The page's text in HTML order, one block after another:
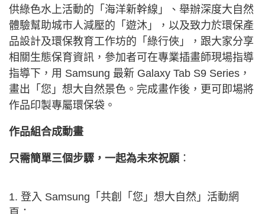
供綠色水上活動的「海洋新幹線」、舉辦深度大自然
體驗幫助城市人減壓的「遊沐」，以及致力於環保產
品設計及環保教育工作坊的「綠行俠」，跟大家分享
相關生態保育資訊，參加者可在專業插畫師現場指導
指導下，用 Samsung 最新 Galaxy Tab S9 Series，
畫出「您」想大自然景色。完成畫作後，更可即場將
作品印製專屬環保袋。
作品組合成動畫
只需簡單三個步驟，一起為未來祝願 ：
1. 登入 Samsung「共創「您」想大自然」活動網